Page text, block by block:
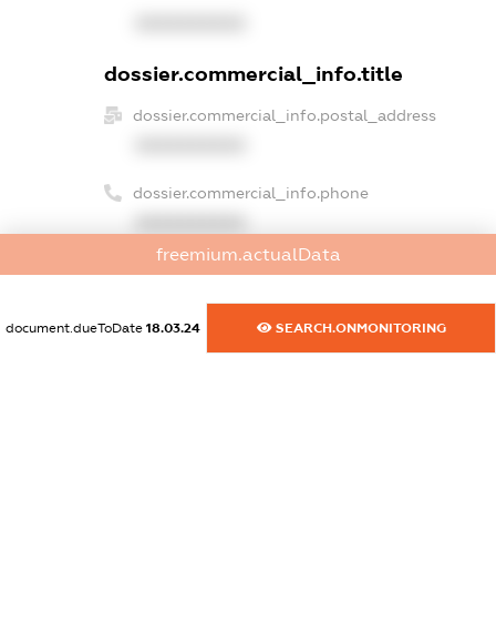
dossier.commercial_info.title
dossier.commercial_info.postal_address
dossier.commercial_info.phone
dossier.commercial_info.fax
XXXXXXXXXX
dossier.commercial_info.email
freemium.actualData
document.dueToDate 18.03.24 SEARCH.ONMONITORING